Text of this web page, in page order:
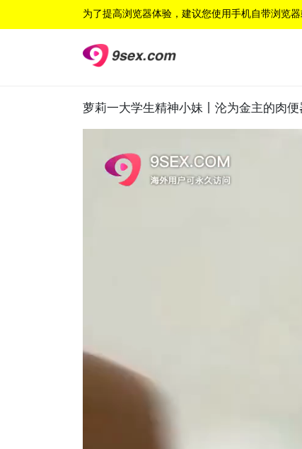
为了提高浏览器体验，建议您使用手机自带浏览
萝莉一大学生精神小妹丨沦为金主的肉